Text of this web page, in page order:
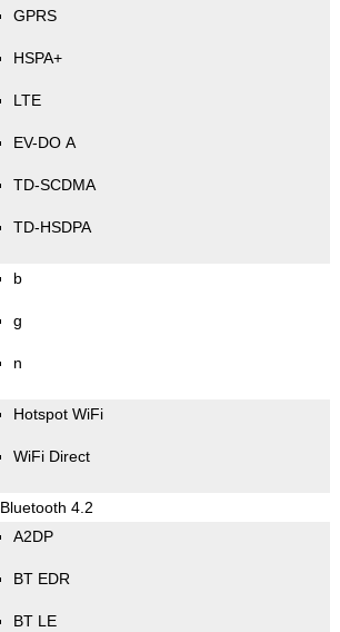
GPRS
HSPA+
LTE
EV-DO A
TD-SCDMA
TD-HSDPA
b
g
n
Hotspot WiFi
WiFi Direct
Bluetooth 4.2
A2DP
BT EDR
BT LE